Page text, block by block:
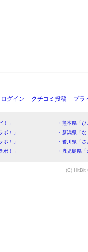
ログイン クチコミ投稿 プラ
！」
・熊本県「
ボ！」
・新潟県「
ボ！」
・香川県「
ボ！」
・鹿児島県
(C) HitBit